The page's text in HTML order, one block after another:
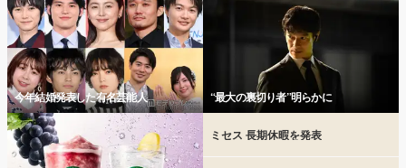
今年結婚発表した有名芸能人 “最大の裏切り者”明らかに
ミセス 長期休暇を発表